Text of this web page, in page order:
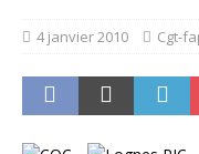
4 janvier 2010 Cgt-